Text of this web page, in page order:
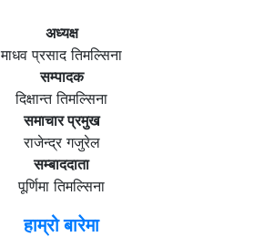
अध्यक्ष
माधव प्रसाद तिमल्सिना
सम्पादक
दिक्षान्त तिमल्सिना
समाचार प्रमुख
राजेन्द्र गजुरेल
सम्बाददाता
पूर्णिमा तिमल्सिना
हाम्रो बारेमा